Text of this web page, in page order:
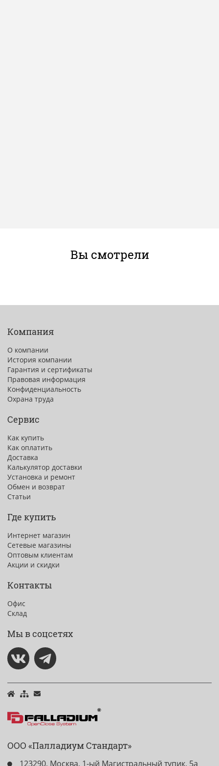
Вы смотрели
Компания
О компании
История компании
Гарантия и сертификаты
Правовая информация
Конфиденциальность
Охрана труда
Сервис
Как купить
Как оплатить
Доставка
Калькулятор доставки
Установка и ремонт
Обмен и возврат
Статьи
Где купить
Интернет магазин
Сетевые магазины
Оптовым клиентам
Акции и скидки
Контакты
Офис
Склад
Мы в соцсетях
ООО «Палладиум Стандарт»
123290, Москва, 1-ый Магистральный тупик, 5а